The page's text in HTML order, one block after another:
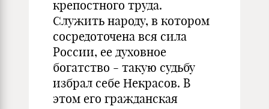
крепостного труда.
Служить народу, в котором
сосредоточена вся сила
России, ее духовное
богатство - такую судьбу
избрал себе Некрасов. В
этом его гражданская